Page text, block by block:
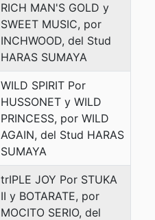
RICH MAN'S GOLD y
SWEET MUSIC, por
INCHWOOD, del Stud
HARAS SUMAYA
WILD SPIRIT Por
HUSSONET y WILD
PRINCESS, por WILD
AGAIN, del Stud HARAS
SUMAYA
trIPLE JOY Por STUKA
II y BOTARATE, por
MOCITO SERIO, del